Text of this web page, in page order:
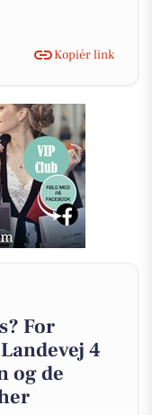
Kopiér link
For
4
og de